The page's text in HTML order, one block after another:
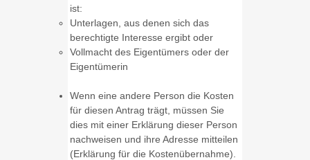
ist:
Unterlagen, aus denen sich das
berechtigte Interesse ergibt oder
Vollmacht des Eigentümers oder der
Eigentümerin
Wenn eine andere Person die Kosten
für diesen Antrag trägt, müssen Sie
dies mit einer Erklärung dieser Person
nachweisen und ihre Adresse mitteilen
(Erklärung für die Kostenübernahme).